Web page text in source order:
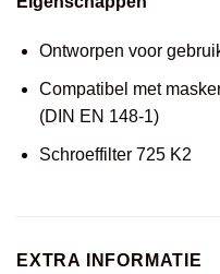
Ontworpen voor
Compatibel met
(DIN EN 148-1)
Schroeffilter 725 K2
EXTRA INFORMATIE